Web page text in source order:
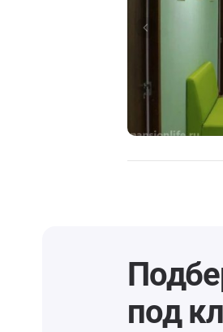
под